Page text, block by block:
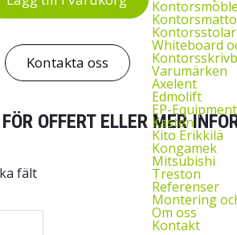
Kontorsstolar
Whiteboard
Varumärken
Axelent
Edmolift
EP-Equipment
Kasten
Kito Erikkilä
Kongamek
Mitsubishi
Treston
Referenser
Montering
Om oss
Kontakt
Kontakta oss
OFFERT ELLER MER
fält